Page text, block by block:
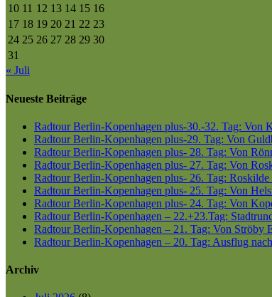
10 11 12 13 14 15 16
17 18 19 20 21 22 23
24 25 26 27 28 29 30
31
« Juli
Neueste Beiträge
Radtour Berlin-Kopenhagen plus-30.-32. Tag: Von
Radtour Berlin-Kopenhagen plus-29. Tag: Von
Radtour Berlin-Kopenhagen plus- 28. Tag: Von
Radtour Berlin-Kopenhagen plus- 27. Tag: Von
Radtour Berlin-Kopenhagen plus- 26. Tag:
Radtour Berlin-Kopenhagen plus- 25. Tag: Von
Radtour Berlin-Kopenhagen plus- 24. Tag: Von
Radtour Berlin-Kopenhagen – 22.+23.Tag:
Radtour Berlin-Kopenhagen – 21. Tag: Von Ströby
Radtour Berlin-Kopenhagen – 20. Tag: Ausflug
Archiv